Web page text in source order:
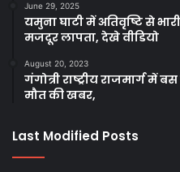
June 29, 2025
यमुना घाटी में अतिवृष्टि से
मजदूर लापता, देखे वीडियो
August 20, 2023
गंगोत्री राष्ट्रीय राजमार्ग में
मौत की खबर,
Last Modified Posts